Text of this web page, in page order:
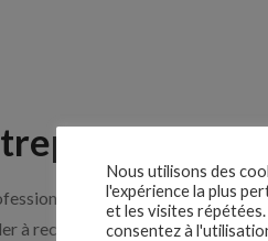
?
de santé par
à recruter en cliquant sur le
Nous utilisons des
l'expérience la plus
et les visites
consentez à